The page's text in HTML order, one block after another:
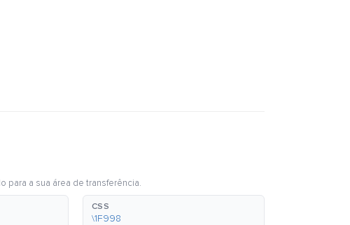
para a sua área de transferência.
CSS
\1F998